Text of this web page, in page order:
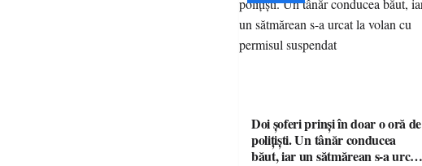
Doi șoferi prinși în doar o oră de
polițiști. Un tânăr conducea
băut, iar un sătmărean s-a urcat